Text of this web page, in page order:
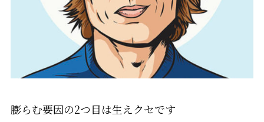
膨らむ要因の2つ目は生えクセです